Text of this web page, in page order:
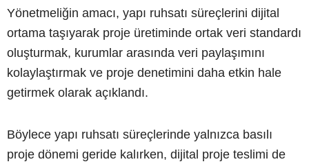
Yönetmeliğin amacı, yapı ruhsatı süreçlerini dijital
ortama taşıyarak proje üretiminde ortak veri standardı
oluşturmak, kurumlar arasında veri paylaşımını
kolaylaştırmak ve proje denetimini daha etkin hale
getirmek olarak açıklandı.
Böylece yapı ruhsatı süreçlerinde yalnızca basılı
proje dönemi geride kalırken, dijital proje teslimi de